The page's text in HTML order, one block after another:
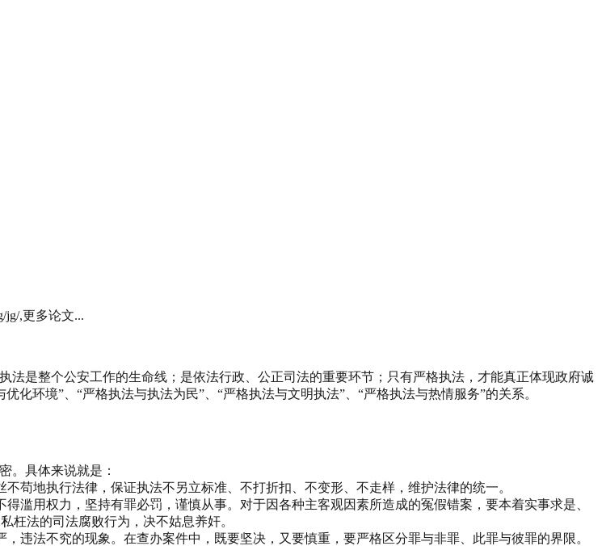
jg/,更多论文...
是整个公安工作的生命线；是依法行政、公正司法的重要环节；只有严格执法，才能真正体现政府诚
环境”、“严格执法与执法为民”、“严格执法与文明执法”、“严格执法与热情服务”的关系。
。具体来说就是：
苟地执行法律，保证执法不另立标准、不打折扣、不变形、不走样，维护法律的统一。
滥用权力，坚持有罪必罚，谨慎从事。对于因各种主客观因素所造成的冤假错案，要本着实事求是、
枉法的司法腐败行为，决不姑息养奸。
违法不究的现象。在查办案件中，既要坚决，又要慎重，要严格区分罪与非罪、此罪与彼罪的界限。